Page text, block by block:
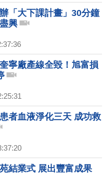
「大下課計畫」30分鐘
興
寧廠產線全毀！旭富損
者血液淨化三天 成功救
結業式 展出豐富成果